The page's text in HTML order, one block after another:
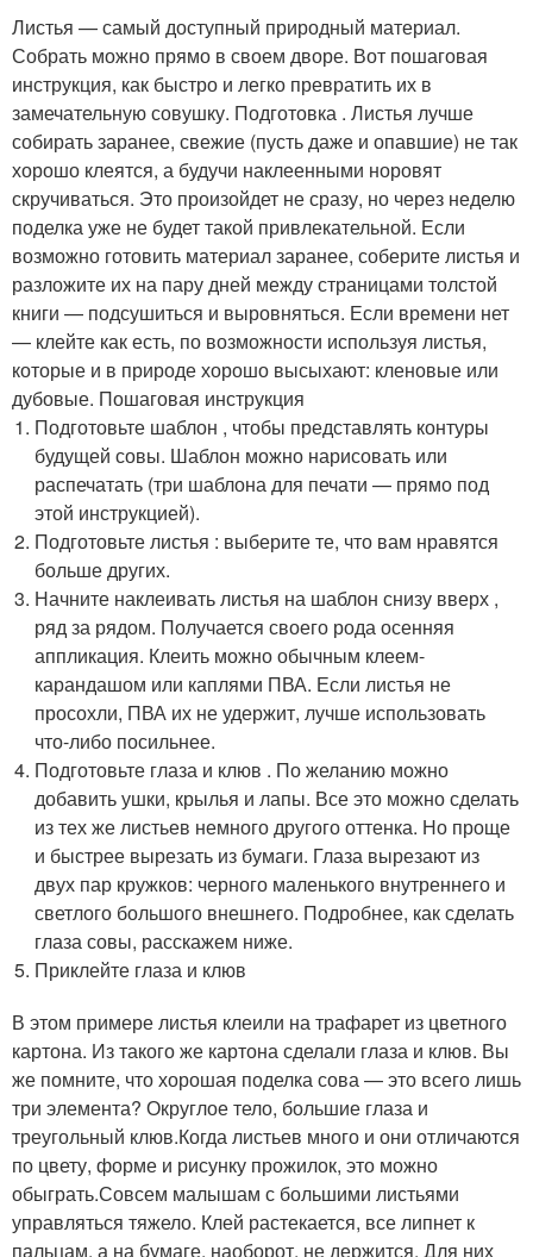
Листья — самый доступный природный материал.
Собрать можно прямо в своем дворе. Вот пошаговая
инструкция, как быстро и легко превратить их в
замечательную совушку. Подготовка . Листья лучше
собирать заранее, свежие (пусть даже и опавшие) не так
хорошо клеятся, а будучи наклеенными норовят
скручиваться. Это произойдет не сразу, но через неделю
поделка уже не будет такой привлекательной. Если
возможно готовить материал заранее, соберите листья и
разложите их на пару дней между страницами толстой
книги — подсушиться и выровняться. Если времени нет
— клейте как есть, по возможности используя листья,
которые и в природе хорошо высыхают: кленовые или
дубовые. Пошаговая инструкция
Подготовьте шаблон , чтобы представлять контуры
будущей совы. Шаблон можно нарисовать или
распечатать (три шаблона для печати — прямо под
этой инструкцией).
Подготовьте листья : выберите те, что вам нравятся
больше других.
Начните наклеивать листья на шаблон снизу вверх ,
ряд за рядом. Получается своего рода осенняя
аппликация. Клеить можно обычным клеем-
карандашом или каплями ПВА. Если листья не
просохли, ПВА их не удержит, лучше использовать
что-либо посильнее.
Подготовьте глаза и клюв . По желанию можно
добавить ушки, крылья и лапы. Все это можно сделать
из тех же листьев немного другого оттенка. Но проще
и быстрее вырезать из бумаги. Глаза вырезают из
двух пар кружков: черного маленького внутреннего и
светлого большого внешнего. Подробнее, как сделать
глаза совы, расскажем ниже.
Приклейте глаза и клюв
В этом примере листья клеили на трафарет из цветного
картона. Из такого же картона сделали глаза и клюв. Вы
же помните, что хорошая поделка сова — это всего лишь
три элемента? Округлое тело, большие глаза и
треугольный клюв.Когда листьев много и они отличаются
по цвету, форме и рисунку прожилок, это можно
обыграть.Совсем малышам с большими листьями
управляться тяжело. Клей растекается, все липнет к
пальцам, а на бумаге, наоборот, не держится. Для них